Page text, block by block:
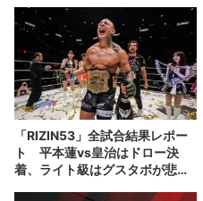
「RIZIN53」全試合結果レポー
ト 平本蓮vs皇治はドロー決
着、ライト級はグスタボが悲願